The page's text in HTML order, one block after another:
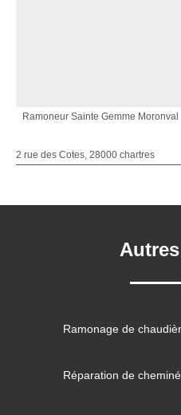
Ramoneur Sainte Gemme Moronval
2 rue des Cotes, 28000 chartres
Ramonage de
Réparation de